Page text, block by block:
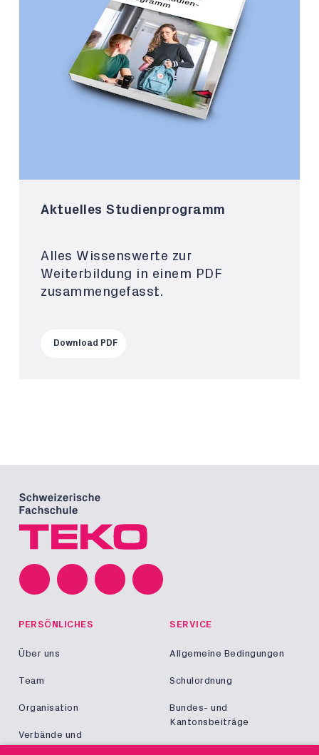
Aktuelles Studienprogramm
Alles Wissenswerte zur
Weiterbildung in einem PDF
zusammengefasst.
Download PDF
PERSÖNLICHES
Über uns
Team
Organisation
Verbände und
SERVICE
Allgemeine Bedingungen
Schulordnung
Bundes- und
Kantonsbeiträge